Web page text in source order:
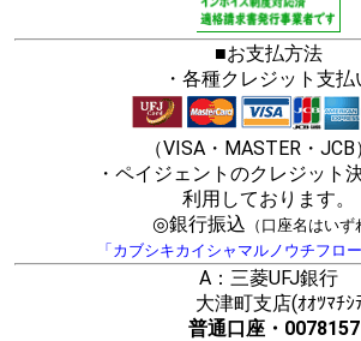
■お支払方法
・各種クレジット支払
（VISA・MASTER・JCB
・ペイジェントのクレジット
利用しております。
◎銀行振込 （口座名はいず
「カブシキカイシャマルノウチフロー
A：三菱UFJ銀行
大津町支店(ｵｵﾂﾏﾁｼ
普通口座・0078157